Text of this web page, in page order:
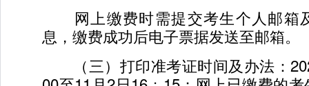
网上缴费时需提交考生个人邮箱
息，缴费成功后电子票据发送至邮箱。
（三）打印准考证时间及办法：